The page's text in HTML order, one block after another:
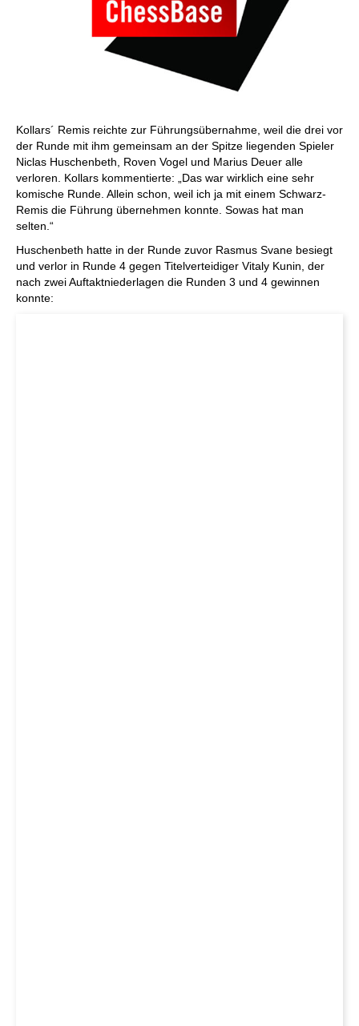
Kollars´ Remis reichte zur Führungsübernahme, weil die drei vor
der Runde mit ihm gemeinsam an der Spitze liegenden Spieler
Niclas Huschenbeth, Roven Vogel und Marius Deuer alle
verloren. Kollars kommentierte: „Das war wirklich eine sehr
komische Runde. Allein schon, weil ich ja mit einem Schwarz-
Remis die Führung übernehmen konnte. Sowas hat man
selten.“
Huschenbeth hatte in der Runde zuvor Rasmus Svane besiegt
und verlor in Runde 4 gegen Titelverteidiger Vitaly Kunin, der
nach zwei Auftaktniederlagen die Runden 3 und 4 gewinnen
konnte: